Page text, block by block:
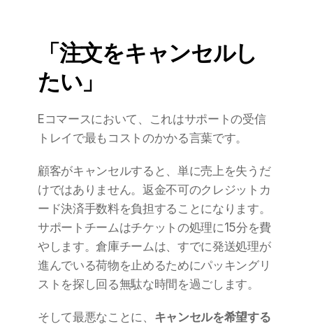
「注文をキャンセルし
たい」
Eコマースにおいて、これはサポートの受信
トレイで最もコストのかかる言葉です。
顧客がキャンセルすると、単に売上を失うだ
けではありません。返金不可のクレジットカ
ード決済手数料を負担することになります。
サポートチームはチケットの処理に15分を費
やします。倉庫チームは、すでに発送処理が
進んでいる荷物を止めるためにパッキングリ
ストを探し回る無駄な時間を過ごします。
そして最悪なことに、 キャンセルを希望する